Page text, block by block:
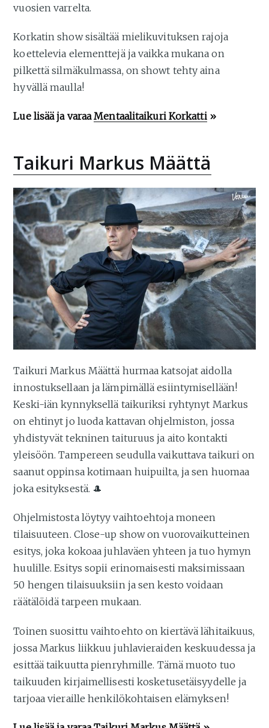
vuosien varrelta.
Korkatin show sisältää mielikuvituksen rajoja
koettelevia elementtejä ja vaikka mukana on
pilkettä silmäkulmassa, on showt tehty aina
hyvällä maulla!
Lue lisää ja varaaMentaalitaikuri Korkatti»
Taikuri Markus Määttä
Taikuri Markus Määttä hurmaa katsojat aidolla
innostuksellaan ja lämpimällä esiintymisellään!
Keski-iän kynnyksellä taikuriksi ryhtynyt Markus
on ehtinyt jo luoda kattavan ohjelmiston, jossa
yhdistyvät tekninen taituruus ja aito kontakti
yleisöön. Tampereen seudulla vaikuttava taikuri on
saanut oppinsa kotimaan huipuilta, ja sen huomaa
joka esityksestä. 🎩
Ohjelmistosta löytyy vaihtoehtoja moneen
tilaisuuteen. Close-up show on vuorovaikutteinen
esitys, joka kokoaa juhlaväen yhteen ja tuo hymyn
huulille. Esitys sopii erinomaisesti maksimissaan
50 hengen tilaisuuksiin ja sen kesto voidaan
räätälöidä tarpeen mukaan.
Toinen suosittu vaihtoehto on kiertävä lähitaikuus,
jossa Markus liikkuu juhlavieraiden keskuudessa ja
esittää taikuutta pienryhmille. Tämä muoto tuo
taikuuden kirjaimellisesti kosketusetäisyydelle ja
tarjoaa vieraille henkilökohtaisen elämyksen!